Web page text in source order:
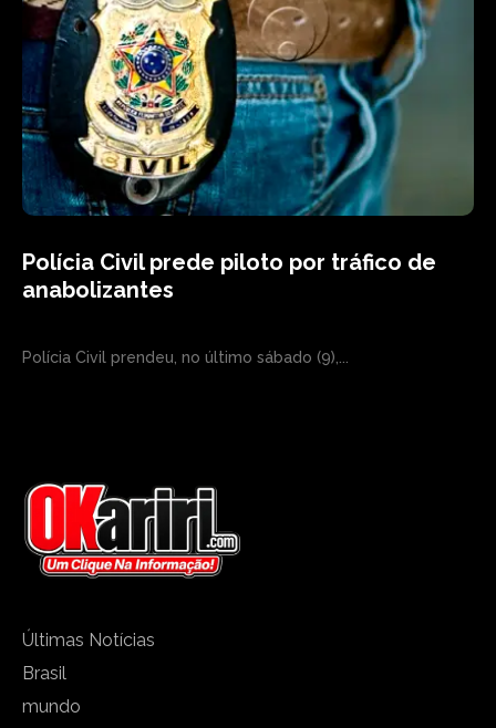
Polícia Civil prede piloto por tráfico de
anabolizantes
Polícia Civil prendeu, no último sábado (9),...
Últimas Notícias
Brasil
mundo